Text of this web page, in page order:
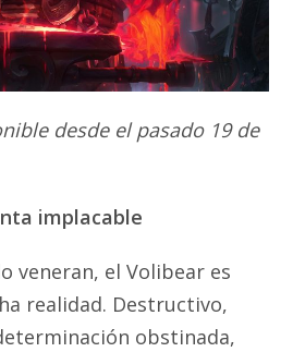
desde el pasado 19 de
implacable
veneran, el Volibear es
realidad. Destructivo,
obstinada,